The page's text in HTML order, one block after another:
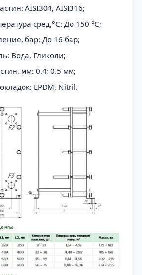
AISI304, AISI316;
сред,°С: До 150 °С;
бар: До 16 бар;
Вода, Гликоли;
мм: 0.4; 0.5 мм;
EPDM, Nitril.